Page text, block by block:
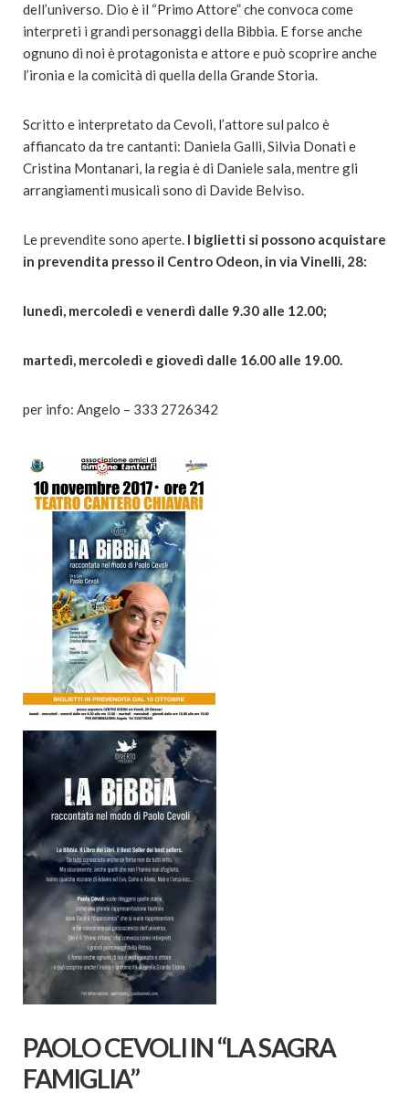
dell’universo. Dio è il “Primo Attore” che convoca come
interpreti i grandi personaggi della Bibbia. E forse anche
ognuno di noi è protagonista e attore e può scoprire anche
l’ironia e la comicità di quella della Grande Storia.
Scritto e interpretato da Cevoli, l’attore sul palco è
affiancato da tre cantanti: Daniela Galli, Silvia Donati e
Cristina Montanari, la regia è di Daniele sala, mentre gli
arrangiamenti musicali sono di Davide Belviso.
Le prevendite sono aperte. I biglietti si possono acquistare
in prevendita presso il Centro Odeon, in via Vinelli, 28:
lunedì, mercoledì e venerdì dalle 9.30 alle 12.00;
martedì, mercoledì e giovedì dalle 16.00 alle 19.00.
per info: Angelo – 333 2726342
PAOLO CEVOLI IN “LA SAGRA
FAMIGLIA”